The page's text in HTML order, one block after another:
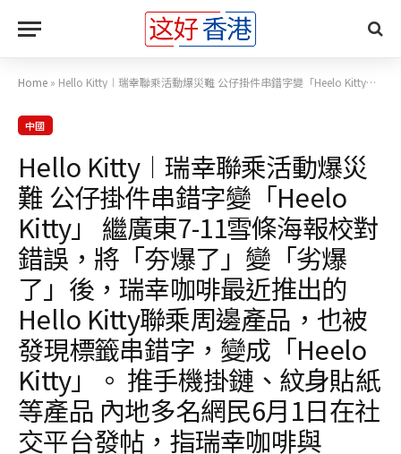
Home » Hello Kitty︱瑞幸聯乘活動爆災難 公仔掛件串錯字變「Heelo Kitty」 繼廣東7-11雪條海報校對錯誤，將「夯爆了」變「劣爆了」後，瑞幸咖啡最近推出的Hello Kitty聯乘周邊產品，也被發現標籤串錯字，變成「Heelo Kitty」。 推手機掛鏈、紋身貼紙等產品 內地多名網民6月1日在社交平台發帖，指瑞幸咖啡與Hello Kitty的聯名限定周邊，產品標籤出現拼錯字的低級錯誤，將家傳戶曉的「Hello Kitty」IP（品牌創建獨特角色的方式），寫錯為「Heelo
中國
Hello Kitty︱瑞幸聯乘活動爆災
難 公仔掛件串錯字變「Heelo
Kitty」 繼廣東7-11雪條海報校對
錯誤，將「夯爆了」變「劣爆
了」後，瑞幸咖啡最近推出的
Hello Kitty聯乘周邊產品，也被
發現標籤串錯字，變成「Heelo
Kitty」。 推手機掛鏈、紋身貼紙
等產品 內地多名網民6月1日在社
交平台發帖，指瑞幸咖啡與